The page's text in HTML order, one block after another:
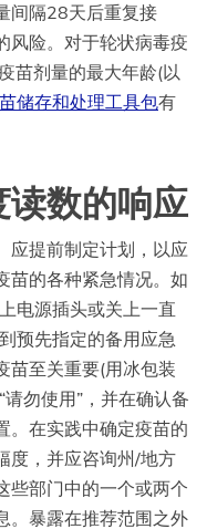
间隔28天后重复接
风险。对于轮状病毒疫
苗剂量的最大年龄(以
储存和处理工具包有
数的响应
应提前制定计划，以应
苗的各种紧急情况。如
电源插头或关上一直
预先指定的备用应急
苗至关重要(用冰包装
勿使用”，并在确认备
。在实践中确定疫苗的
度，并应咨询州/地方
些部门中的一个或两个
。暴露在推荐范围之外